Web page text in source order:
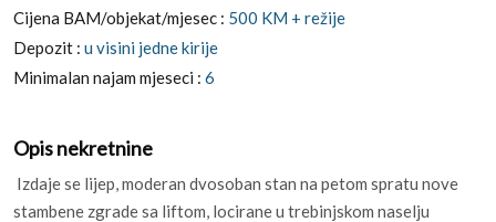
Cijena BAM/objekat/mjesec : 500 KM + režije
Depozit : u visini jedne kirije
Minimalan najam mjeseci : 6
Opis nekretnine
Izdaje se lijep, moderan dvosoban stan na petom spratu nove
stambene zgrade sa liftom, locirane u trebinjskom naselju